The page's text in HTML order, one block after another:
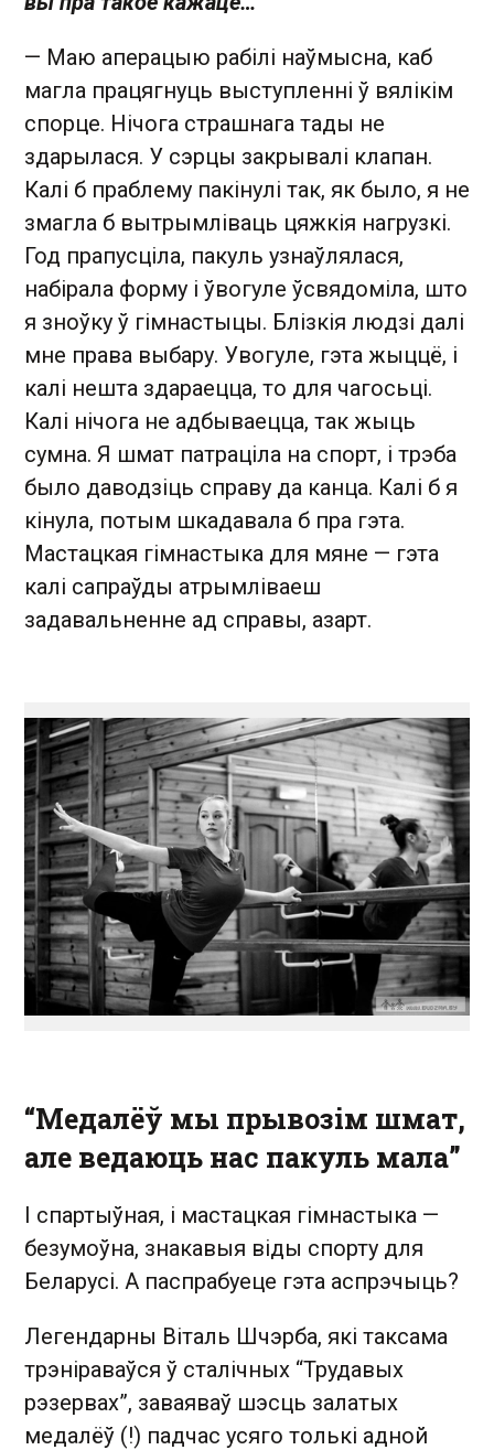
— Маю аперацыю рабілі наўмысна, каб
магла працягнуць выступленні ў вялікім
спорце. Нічога страшнага тады не
здарылася. У сэрцы закрывалі клапан.
Калі б праблему пакінулі так, як было, я не
змагла б вытрымліваць цяжкія нагрузкі.
Год прапусціла, пакуль узнаўлялася,
набірала форму і ўвогуле ўсвядоміла, што
я зноўку ў гімнастыцы. Блізкія людзі далі
мне права выбару. Увогуле, гэта жыццё, і
калі нешта здараецца, то для чагосьці.
Калі нічога не адбываецца, так жыць
сумна. Я шмат патраціла на спорт, і трэба
было даводзіць справу да канца. Калі б я
кінула, потым шкадавала б пра гэта.
Мастацкая гімнастыка для мяне — гэта
калі сапраўды атрымліваеш
задавальненне ад справы, азарт.
“Медалёў мы прывозім шмат,
але ведаюць нас пакуль мала”
І спартыўная, і мастацкая гімнастыка —
безумоўна, знакавыя віды спорту для
Беларусі. А паспрабуеце гэта аспрэчыць?
Легендарны Віталь Шчэрба, які таксама
трэніраваўся ў сталічных “Трудавых
рэзервах”, заваяваў шэсць залатых
медалёў (!) падчас усяго толькі адной